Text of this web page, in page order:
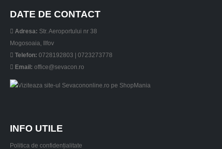
DATE DE CONTACT
Adresa: Str. Aeroportului nr 38
Mogosoaia, Ilfov
Telefon: 0728192803 | 0723273778
Email: office@sevacon.ro
INFO UTILE
Politica de confidențialitate